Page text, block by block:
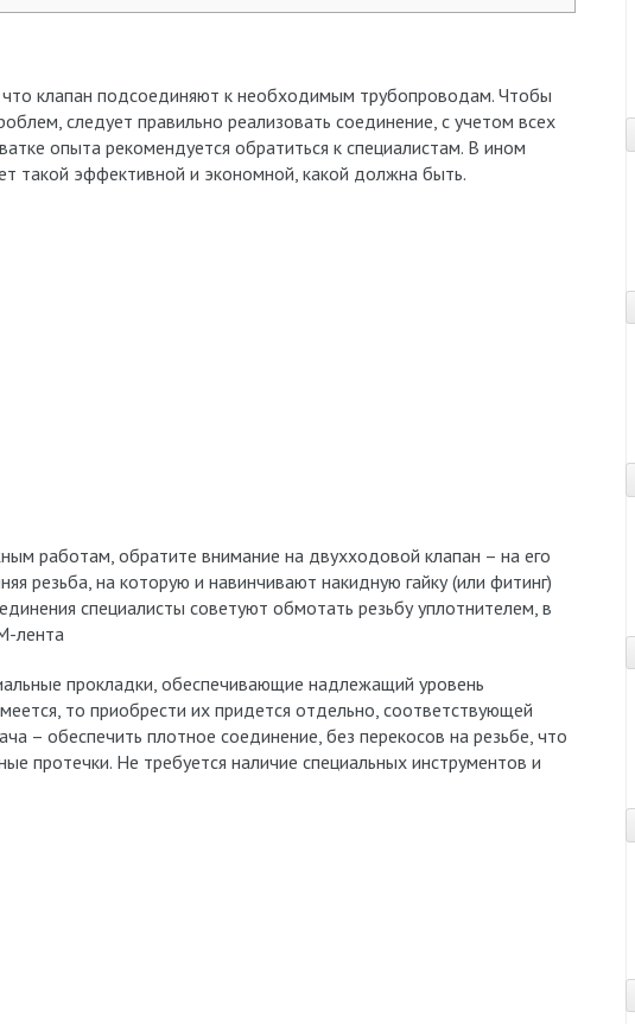
клапан подсоединяют к необходимым трубопроводам. Чтобы
следует правильно реализовать соединение, с учетом всех
опыта рекомендуется обратиться к специалистам. В ином
такой эффективной и экономной, какой должна быть.
работам, обратите внимание на двухходовой клапан – на его
резьба, на которую и навинчивают накидную гайку (или фитинг)
специалисты советуют обмотать резьбу уплотнителем, в
лента
прокладки, обеспечивающие надлежащий уровень
то приобрести их придется отдельно, соответствующей
– обеспечить плотное соединение, без перекосов на резьбе, что
протечки. Не требуется наличие специальных инструментов и